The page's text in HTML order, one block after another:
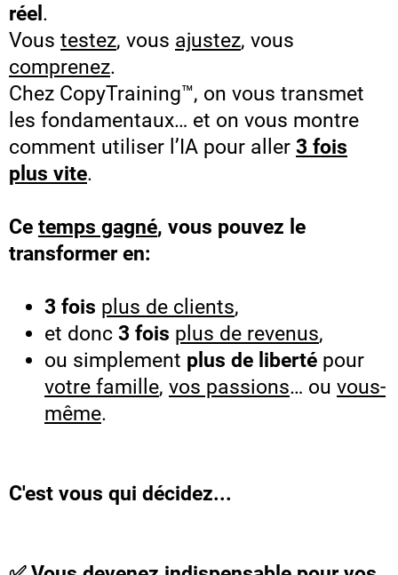
réel .
Vous testez, vous ajustez, vous
comprenez.
Chez CopyTraining™, on vous transmet
les fondamentaux… et on vous montre
comment utiliser l’IA pour aller 3 fois
plus vite.
Ce temps gagné, vous pouvez le
transformer en:
3 fois plus de clients,
et donc 3 fois plus de revenus,
ou simplement plus de liberté pour
votre famille, vos passions… ou vous-
même.
C'est vous qui décidez...